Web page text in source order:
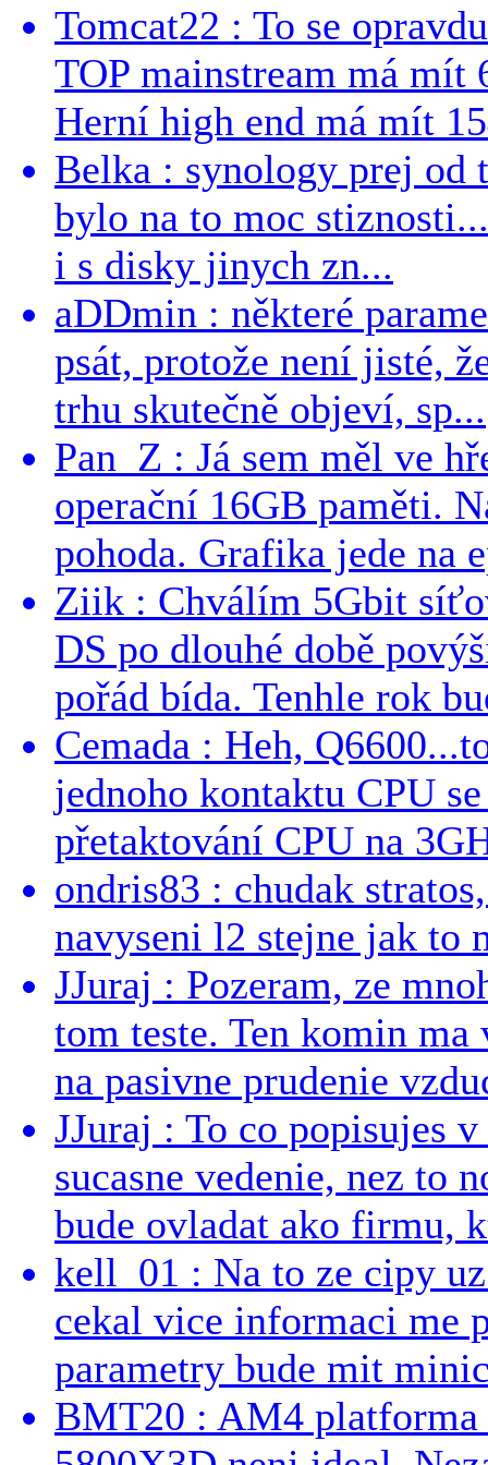
Tomcat22 : To se
TOP mainstream má
Herní high end má mít
Belka : synology prej od
bylo na to moc
i s disky jinych zn...
aDDmin : některé
psát, protože není jisté,
trhu skutečně objeví, sp...
Pan_Z : Já sem měl ve
operační 16GB paměti.
pohoda. Grafika jede na
Ziik : Chválím 5Gbit
DS po dlouhé době
pořád bída. Tenhle rok
Cemada : Heh,
jednoho kontaktu CPU
přetaktování CPU na
ondris83 : chudak
navyseni l2 stejne jak to
JJuraj : Pozeram, ze
tom teste. Ten komin
na pasivne prudenie
JJuraj : To co popisujes
sucasne vedenie, nez to
bude ovladat ako firmu,
kell_01 : Na to ze cipy
cekal vice informaci me
parametry bude mit
BMT20 : AM4 platforma